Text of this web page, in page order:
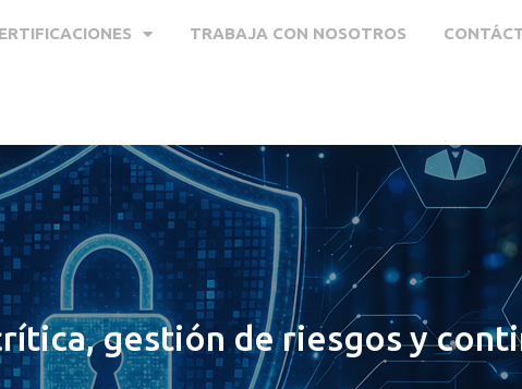
TRABAJA CON NOSOTROS
gestión de riesgos y